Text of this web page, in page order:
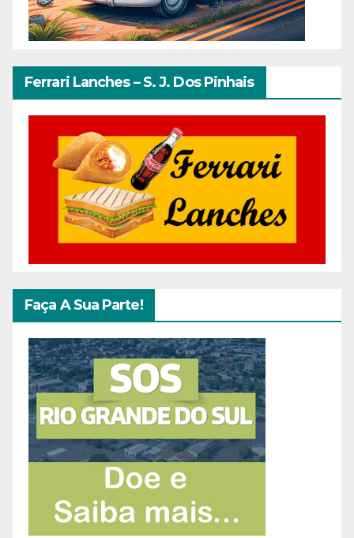
Ferrari Lanches – S. J. Dos Pinhais
Faça A Sua Parte!